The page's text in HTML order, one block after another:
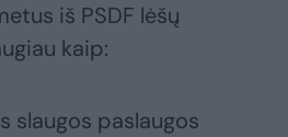
iš PSDF lėšų
kaip:
slaugos paslaugos